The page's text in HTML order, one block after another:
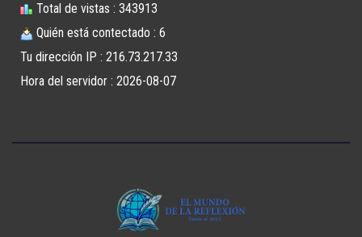
Total de vistas : 343913
Quién está contectado : 6
Tu dirección IP : 216.73.217.33
Hora del servidor : 2026-08-07